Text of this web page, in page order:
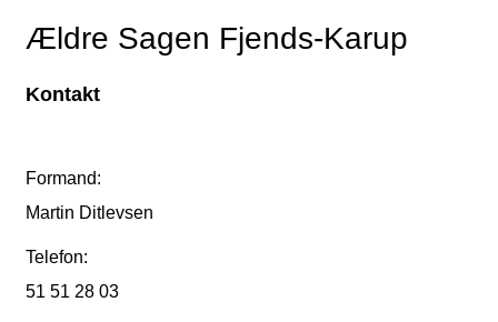
Ældre Sagen Fjends-Karup
Kontakt
Formand:
Martin Ditlevsen
Telefon:
51 51 28 03